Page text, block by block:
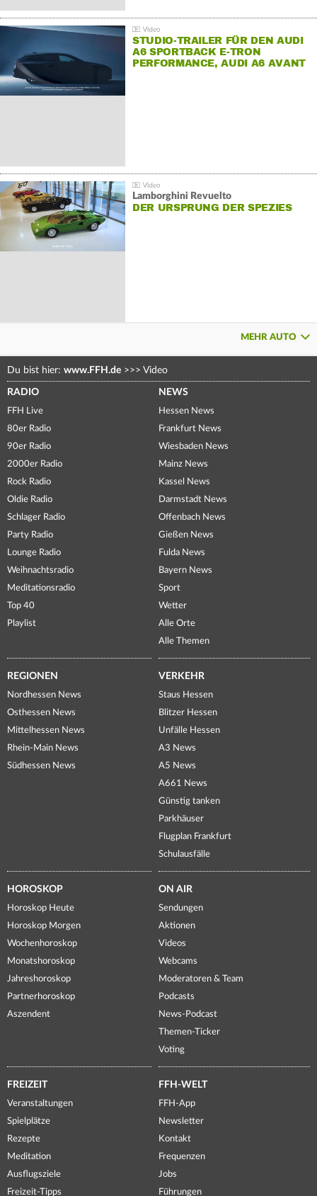
STUDIO-TRAILER FÜR DEN AUDI
A6 SPORTBACK E-TRON
PERFORMANCE, AUDI A6 AVANT
Lamborghini Revuelto
DER URSPRUNG DER SPEZIES
MEHR AUTO
Du bist hier: www.FFH.de >>> Video
RADIO
FFH Live
80er Radio
90er Radio
2000er Radio
Rock Radio
Oldie Radio
Schlager Radio
Party Radio
Lounge Radio
Weihnachtsradio
Meditationsradio
Top 40
Playlist
NEWS
Hessen News
Frankfurt News
Wiesbaden News
Mainz News
Kassel News
Darmstadt News
Offenbach News
Gießen News
Fulda News
Bayern News
Sport
Wetter
Alle Orte
Alle Themen
REGIONEN
Nordhessen News
Osthessen News
Mittelhessen News
Rhein-Main News
Südhessen News
VERKEHR
Staus Hessen
Blitzer Hessen
Unfälle Hessen
A3 News
A5 News
A661 News
Günstig tanken
Parkhäuser
Flugplan Frankfurt
Schulausfälle
HOROSKOP
Horoskop Heute
Horoskop Morgen
Wochenhoroskop
Monatshoroskop
Jahreshoroskop
Partnerhoroskop
Aszendent
ON AIR
Sendungen
Aktionen
Videos
Webcams
Moderatoren & Team
Podcasts
News-Podcast
Themen-Ticker
Voting
FREIZEIT
Veranstaltungen
Spielplätze
Rezepte
Meditation
Ausflugsziele
Freizeit-Tipps
FFH-WELT
FFH-App
Newsletter
Kontakt
Frequenzen
Jobs
Führungen